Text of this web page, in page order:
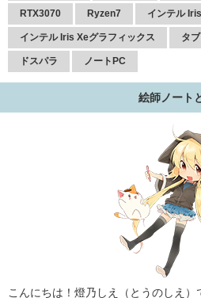
RTX3070 Ryzen7 インテル
インテル Iris Xeグラフィックス タ
ドスパラ ノートPC
絵師ノート
こんにちは！燈乃しえ（とうのしえ）